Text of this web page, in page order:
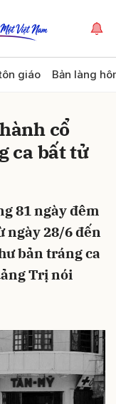
giáo Bản làng
cổ
ca bất tử
81 ngày đêm
ngày 28/6 đến
bản tráng ca
Trị nói
Hủy Gửi